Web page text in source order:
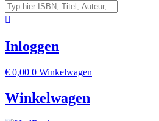
Inloggen
€ 0,00 0 Winkelwagen
Winkelwagen